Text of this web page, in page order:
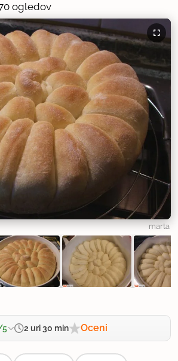
ogledov
marta
2 uri 30 min Oceni